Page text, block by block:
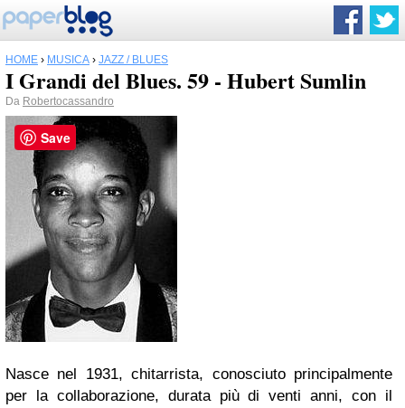
HOME › MUSICA › JAZZ / BLUES
I Grandi del Blues. 59 - Hubert Sumlin
Da Robertocassandro
Nasce nel 1931, chitarrista, conosciuto principalmente
per la collaborazione, durata più di venti anni, con il
Save